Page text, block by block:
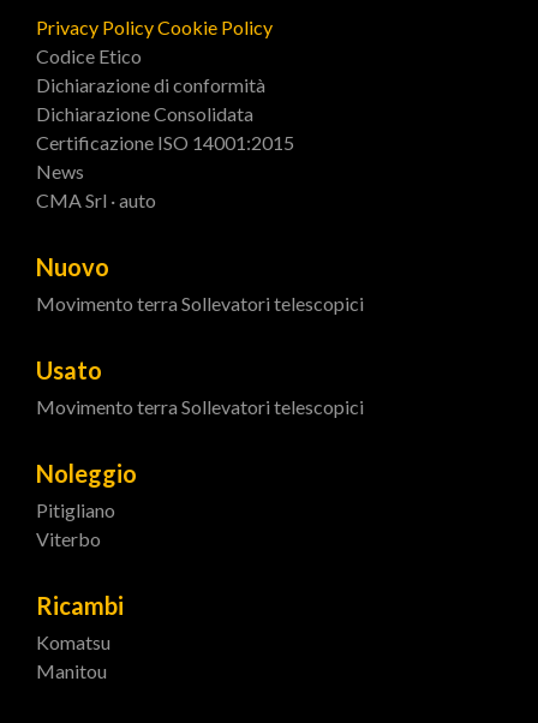
Privacy PolicyCookie Policy
Codice Etico
Dichiarazione di conformità
Dichiarazione Consolidata
Certificazione ISO 14001:2015
News
CMA Srl · auto
Nuovo
Movimento terra Sollevatori telescopici
Usato
Movimento terra Sollevatori telescopici
Noleggio
Pitigliano
Viterbo
Ricambi
Komatsu
Manitou